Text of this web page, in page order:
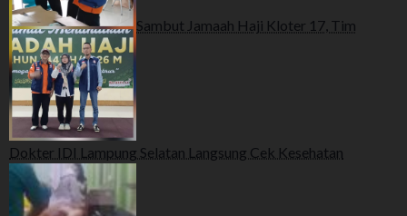
Sambut Jamaah Haji Kloter 17, Tim
Dokter IDI Lampung Selatan Langsung Cek Kesehatan